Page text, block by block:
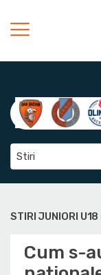
Stiri
STIRI JUNIORI U18
Cum s-